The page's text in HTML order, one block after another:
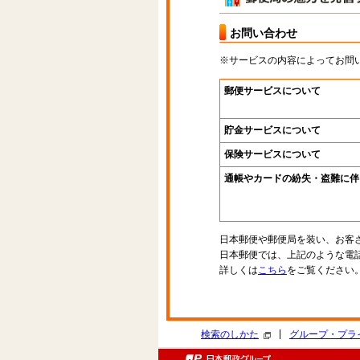
お問い合わせ
※サービスの内容によってお問
郵便サービスについて
貯金サービスについて
保険サービスについて
通帳やカードの紛失・盗難に
日本郵便や郵便局を装い、お
日本郵便では、上記のような
詳しくはこちら をご覧ください
検索のしかた グループ・プ